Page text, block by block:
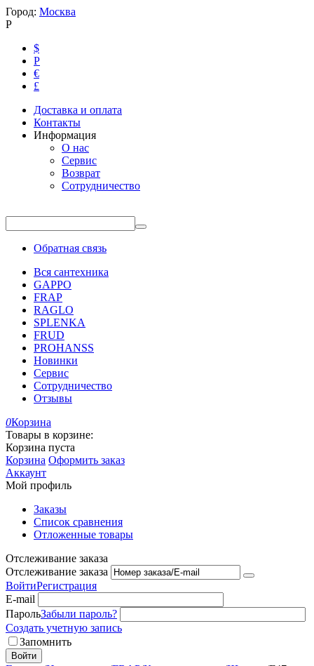
Город: Москва
Р
$
Р
€
£
Доставка и оплата
Контакты
Информация
О нас
Сервис
Возврат
Сотрудничество
Обратная связь
Вся сантехника
GAPPO
FRAP
RAGLO
SPLENKA
FRUD
PROHANSS
Новинки
Сервис
Сотрудничество
Отзывы
0Корзина
Товары в корзине:
Корзина пуста
Корзина Оформить заказ
Аккаунт
Мой профиль
Заказы
Список сравнения
Отложенные товары
Отслеживание заказа
Отслеживание заказа
ВойтиРегистрация
E-mail
ПарольЗабыли пароль?
Создать учетную запись
Запомнить
Войти